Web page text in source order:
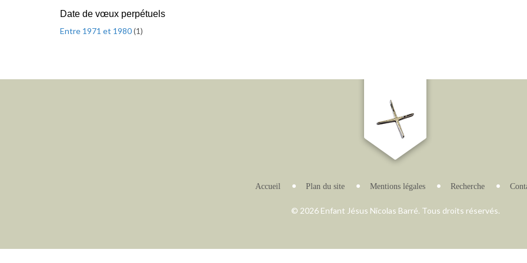
Date de vœux perpétuels
Entre 1971 et 1980(1)
Accueil Plan du site Mentions légales Recherche
© 2026 Enfant Jésus Nicolas Barré. Tous droits réservés.